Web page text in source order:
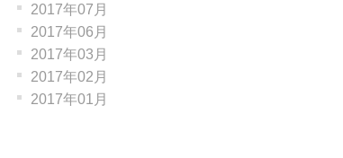
2017年07月
2017年06月
2017年03月
2017年02月
2017年01月